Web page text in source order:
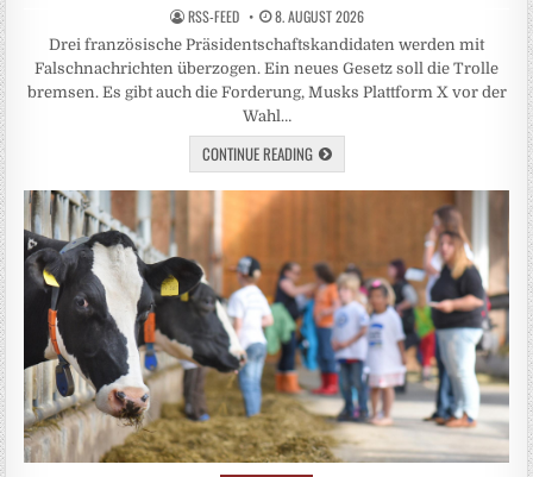
RSS-FEED 8. AUGUST 2026
Drei französische Präsidentschaftskandidaten werden mit
Falschnachrichten überzogen. Ein neues Gesetz soll die Trolle
bremsen. Es gibt auch die Forderung, Musks Plattform X vor der
Wahl…
CONTINUE READING